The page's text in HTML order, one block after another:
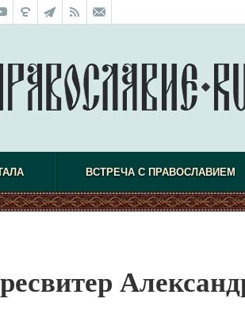
ВСТРЕЧА С ПРАВОСЛАВИЕМ